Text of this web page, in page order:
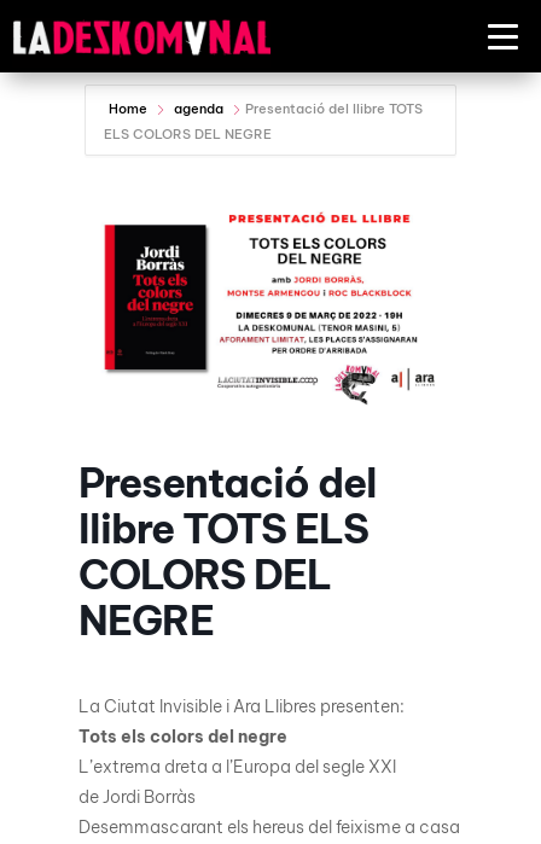
Home agenda
Presentació del llibre TOTS
ELS COLORS DEL NEGRE
Presentació del
llibre TOTS ELS
COLORS DEL
NEGRE
La Ciutat Invisible i Ara Llibres presenten:
Tots els colors del negre
L’extrema dreta a l’Europa del segle XXI
de Jordi Borràs
Desemmascarant els hereus del feixisme a casa